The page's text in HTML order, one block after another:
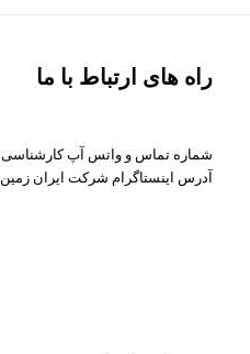
راه های ارتباط با ما
شماره تماس و واتس آپ کارشناسی
آدرس اینستاگرام شرکت ایران زمین